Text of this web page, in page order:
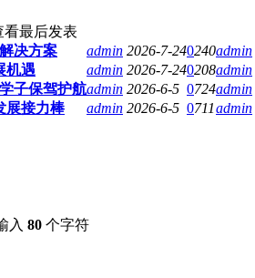
看最后发表
决方案 admin 2026-7-240240admin
机遇 admin 2026-7-240208admin
子保驾护航admin 2026-6-5 0724admin
展接力棒 admin 2026-6-5 0711admin
入80 个字符